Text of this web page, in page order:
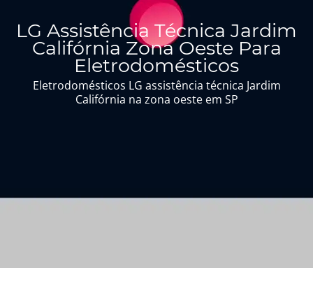
LG Assistência Técnica Jardim
Califórnia Zona Oeste Para
Eletrodomésticos
Eletrodomésticos LG assistência técnica Jardim
Califórnia na zona oeste em SP